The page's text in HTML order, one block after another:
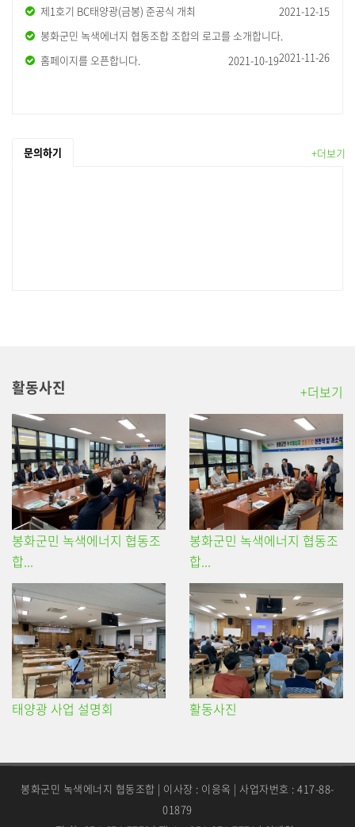
제1호기 BC태양광(금봉) 준공식 개최
2021-12-15
봉화군민 녹색에너지 협동조합 조합의 로고를 소개합니다.
2021-11-26
홈페이지를 오픈합니다. 2021-10-19
문의하기 +더보기
활동사진 +더보기
봉화군민 녹색에너지 협동조
합...
봉화군민 녹색에너지 협동조
합...
태양광 사업 설명회 활동사진
봉화군민 녹색에너지 협동조합 | 이사장 : 이응옥 | 사업자번호 : 417-88-
01879